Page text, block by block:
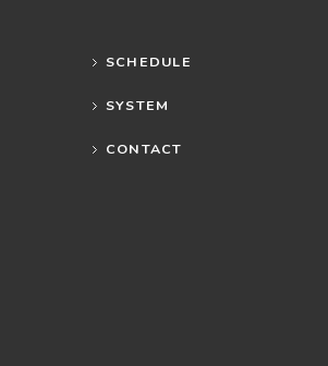
SCHEDULE
SYSTEM
CONTACT